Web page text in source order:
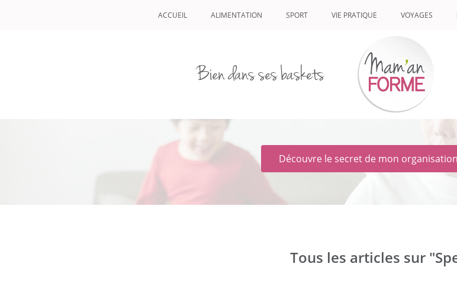
ACCUEIL ALIMENTATION SPORT VIE PRATIQUE VOYAGES
Bien dans ses baskets
Découvre le secret de mon
Tous les articles sur